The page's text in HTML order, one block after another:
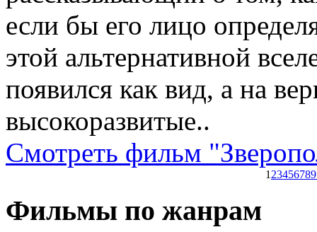
если бы его лицо
этой альтернативной
появился как вид, а на
высокоразвитые..
Смотреть фильм
1 23456789
Фильмы по жанрам